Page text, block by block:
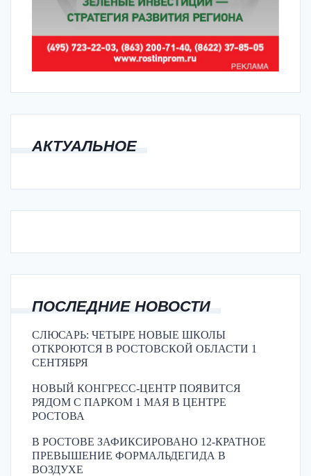
АКТУАЛЬНОЕ
ПОСЛЕДНИЕ НОВОСТИ
СЛЮСАРЬ: ЧЕТЫРЕ НОВЫЕ ШКОЛЫ
ОТКРОЮТСЯ В РОСТОВСКОЙ ОБЛАСТИ 1
СЕНТЯБРЯ
НОВЫЙ КОНГРЕСС-ЦЕНТР ПОЯВИТСЯ
РЯДОМ С ПАРКОМ 1 МАЯ В ЦЕНТРЕ
РОСТОВА
В РОСТОВЕ ЗАФИКСИРОВАНО 12-КРАТНОЕ
ПРЕВЫШЕНИЕ ФОРМАЛЬДЕГИДА В
ВОЗДУХЕ